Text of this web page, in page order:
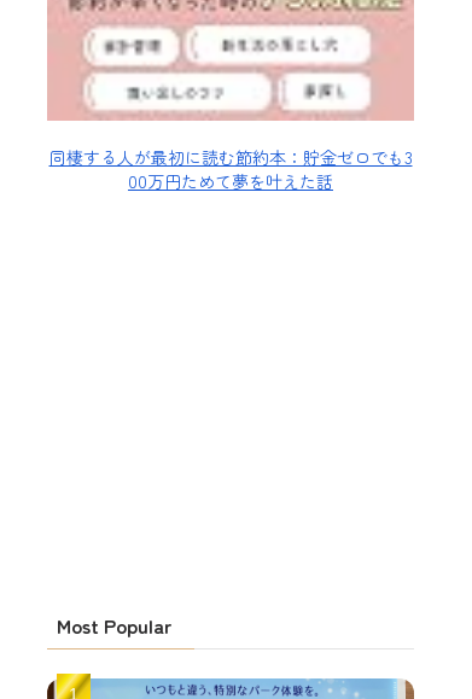
同棲する人が最初に読む節約本：貯金ゼロでも3
00万円ためて夢を叶えた話
Most Popular